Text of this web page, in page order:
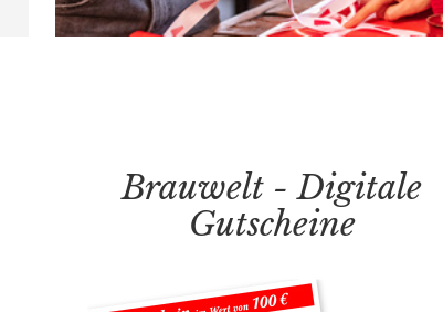
Brauwelt - Digitale
Gutscheine